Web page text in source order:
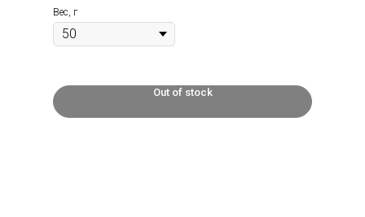
Вес, г
Out of stock